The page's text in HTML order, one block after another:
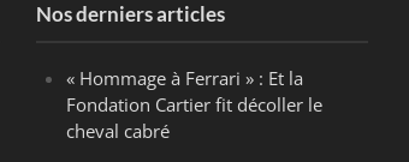
Nos derniers articles
« Hommage à Ferrari » : Et la
Fondation Cartier fit décoller le
cheval cabré